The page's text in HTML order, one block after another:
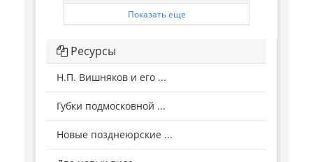
Показать еще
Ресурсы
Н.П. Вишняков и его ...
Губки подмосковной ...
Новые позднеюрские ...